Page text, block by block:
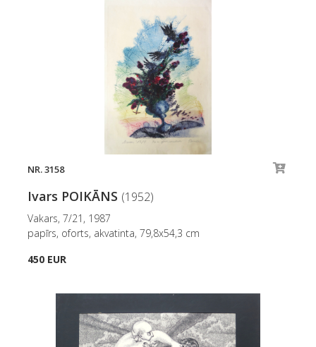
NR. 3158
Ivars POIKĀNS (1952)
Vakars, 7/21, 1987
papīrs, oforts, akvatinta, 79,8x54,3 cm
450 EUR